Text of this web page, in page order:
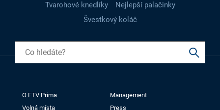
Tvarohové knedlíky
Nejlepší palačinky
Švestkový koláč
O FTV Prima
Management
Volná místa
Press